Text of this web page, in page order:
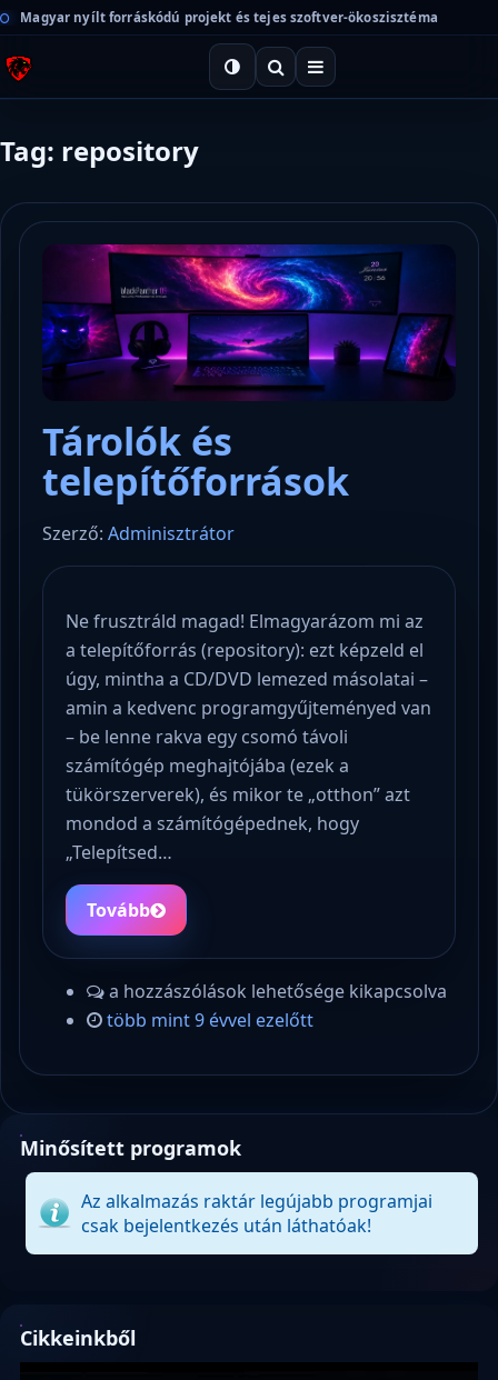
Magyar nyílt forráskódú projekt és tejes szoftver-ökoszisztéma
Tag: repository
Tárolók és
telepítőforrások
Szerző: Adminisztrátor
Ne frusztráld magad! Elmagyarázom mi az
a telepítőforrás (repository): ezt képzeld el
úgy, mintha a CD/DVD lemezed másolatai –
amin a kedvenc programgyűjteményed van
– be lenne rakva egy csomó távoli
számítógép meghajtójába (ezek a
tükörszerverek), és mikor te „otthon” azt
mondod a számítógépednek, hogy
„Telepítsed…
Tovább
a hozzászólások lehetősége kikapcsolva
több mint 9 évvel ezelőtt
Minősített programok
Az alkalmazás raktár legújabb programjai
csak bejelentkezés után láthatóak!
Cikkeinkből